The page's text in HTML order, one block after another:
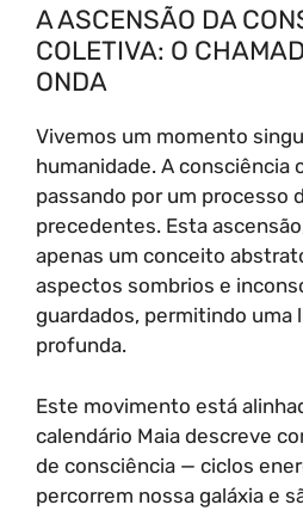
A ASCENSÃO DA
COLETIVA: O
ONDA
Vivemos um momento
humanidade. A consciência
passando por um processo
precedentes. Esta
apenas um conceito
aspectos sombrios e
guardados, permitindo uma
profunda.
Este movimento está
calendário Maia descreve
de consciência — ciclos
percorrem nossa galáxia e